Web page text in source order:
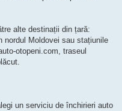
alte destinații din țară:
nordul Moldovei sau stațiunile
otopeni.com, traseul
un serviciu de închirieri auto